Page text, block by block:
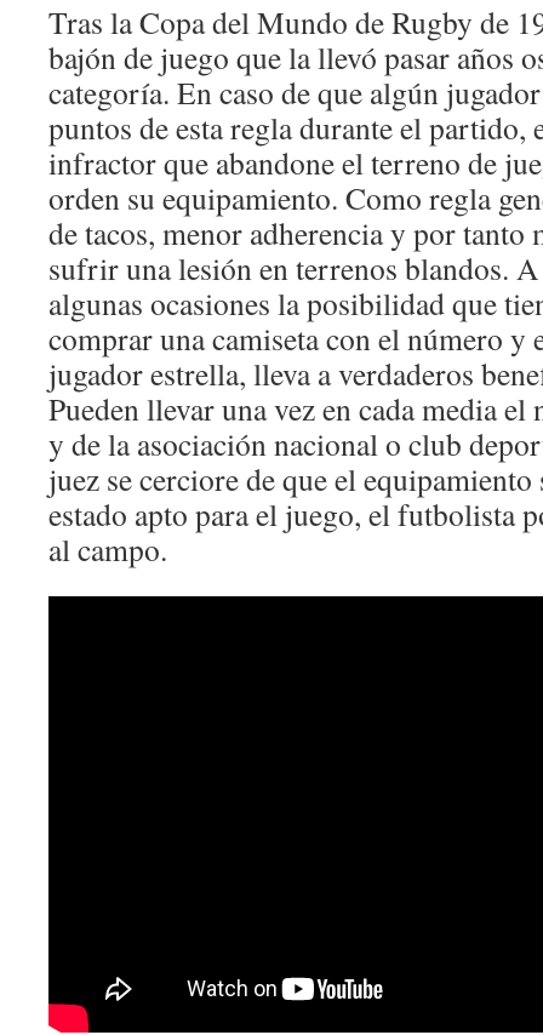
Tras la Copa del Mundo de Rugby de
bajón de juego que la llevó pasar años
categoría. En caso de que algún
puntos de esta regla durante el partido,
infractor que abandone el terreno de
orden su equipamiento. Como regla
de tacos, menor adherencia y por
sufrir una lesión en terrenos blandos. A
algunas ocasiones la posibilidad que
comprar una camiseta con el número y
jugador estrella, lleva a verdaderos
Pueden llevar una vez en cada media
y de la asociación nacional o club
juez se cerciore de que el equipamiento
estado apto para el juego, el futbolista
al campo.